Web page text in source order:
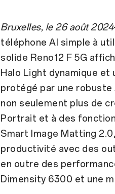
Bruxelles, le 26 août 2024
téléphone AI simple à
solide Reno12 F 5G
Halo Light dynamique
protégé par une robuste
non seulement plus de
Portrait et à des
Smart Image Matting
productivité avec des
en outre des
Dimensity 6300 et une